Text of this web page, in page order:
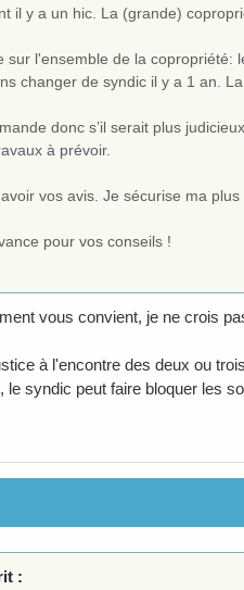
il y a un hic. La (grande)
sur l'ensemble de la copropriété:
changer de syndic il y a 1 an.
donc s’il serait plus
à prévoir.
avoir vos avis. Je sécurise ma
pour vos conseils !
vous convient, je ne crois
à l'encontre des deux ou
le syndic peut faire bloquer les
: